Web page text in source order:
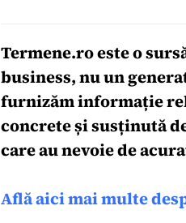
Termene.roeste o
business, nu un
furnizăm informație
concrete și susținută
care au nevoie de
Află aici mai multe